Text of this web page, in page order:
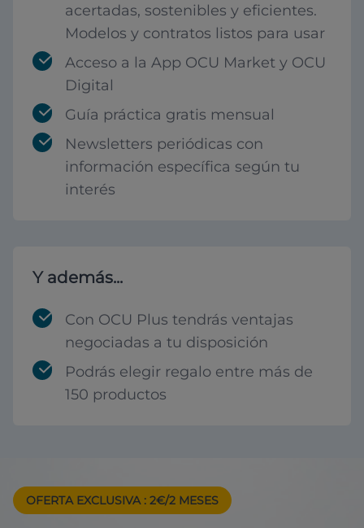
acertadas, sostenibles y eficientes.
Modelos y contratos listos para usar
Acceso a la App OCU Market y OCU
Digital
Guía práctica gratis mensual
Newsletters periódicas con
información específica según tu
interés
Y además...
Con OCU Plus tendrás ventajas
negociadas a tu disposición
Podrás elegir regalo entre más de
150 productos
OFERTA EXCLUSIVA : 2€/2 MESES